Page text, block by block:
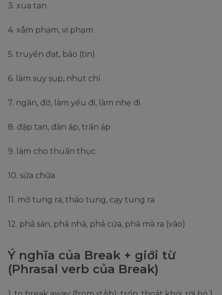
3. xua tan
4. xâm phạm, vi phạm
5. truyền đạt, báo (tin)
6. làm suy sụp, nhụt chí
7. ngăn, đỡ, làm yếu đi, làm nhẹ đi
8. đập tan, đàn áp, trấn áp
9. làm cho thuần thục
10. sửa chữa
11. mở tung ra, tháo tung, cạy tung ra
12. phá sản, phá nhà, phá cửa, phá mà ra (vào)
Ý nghĩa của Break + giới từ
(Phrasal verb của Break)